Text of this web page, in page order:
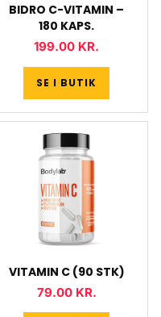
BIDRO C-VITAMIN –
180 KAPS.
199.00 KR.
SE I BUTIK
VITAMIN C (90 STK)
79.00 KR.